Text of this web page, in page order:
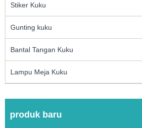
Stiker Kuku
Gunting kuku
Bantal Tangan Kuku
Lampu Meja Kuku
produk baru